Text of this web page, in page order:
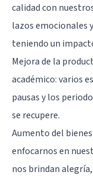
calidad con
lazos emocionales
teniendo un
Mejora de la
académico: varios
pausas y los
se recupere.
Aumento del
enfocarnos en
nos brindan